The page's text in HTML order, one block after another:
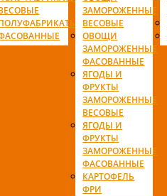
ЗАМОРОЖЕННЫЕ
ВЕСОВЫЕ
ОВОЩИ
ЗАМОРОЖЕННЫЕ
ФАСОВАННЫЕ
ЯГОДЫ И
ФРУКТЫ
ЗАМОРОЖЕННЫЕ
ВЕСОВЫЕ
ЯГОДЫ И
ФРУКТЫ
ЗАМОРОЖЕННЫЕ
ФАСОВАННЫЕ
КАРТОФЕЛЬ
ФРИ